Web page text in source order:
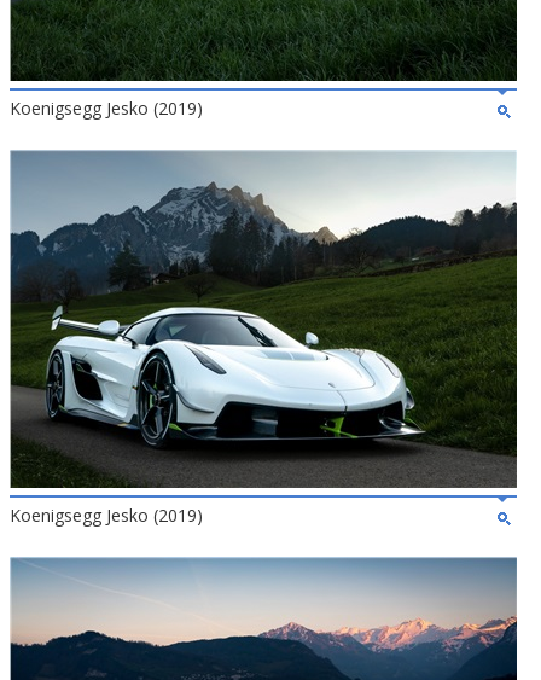
Koenigsegg Jesko (2019)
Koenigsegg Jesko (2019)